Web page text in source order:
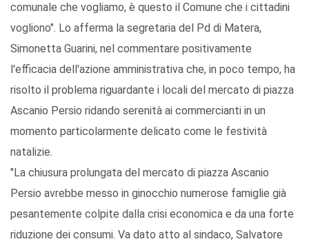
comunale che vogliamo, è questo il Comune che i cittadini
vogliono". Lo afferma la segretaria del Pd di Matera,
Simonetta Guarini, nel commentare positivamente
l'efficacia dell'azione amministrativa che, in poco tempo, ha
risolto il problema riguardante i locali del mercato di piazza
Ascanio Persio ridando serenità ai commercianti in un
momento particolarmente delicato come le festività
natalizie.
"La chiusura prolungata del mercato di piazza Ascanio
Persio avrebbe messo in ginocchio numerose famiglie già
pesantemente colpite dalla crisi economica e da una forte
riduzione dei consumi. Va dato atto al sindaco, Salvatore